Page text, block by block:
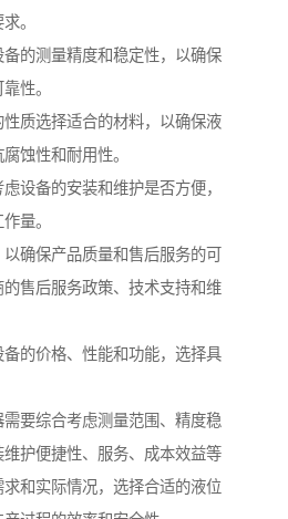
。
的测量精度和稳定性，以确保
性。
质选择适合的材料，以确保液
蚀性和耐用性。
设备的安装和维护是否方便，
量。
确保产品质量和售后服务的可
售后服务政策、技术支持和维
的价格、性能和功能，选择具
要综合考虑测量范围、精度稳
护便捷性、服务、成本效益等
和实际情况，选择合适的液位